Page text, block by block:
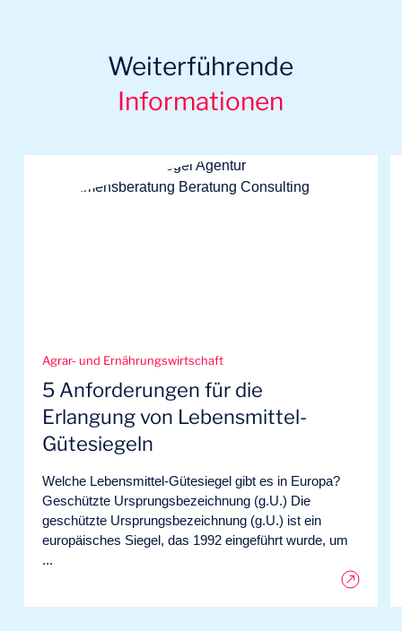
Weiterführende
Informationen
Agrar- und Ernährungswirtschaft
5 Anforderungen für die
Erlangung von Lebensmittel-
Gütesiegeln
Welche Lebensmittel-Gütesiegel gibt es in Europa?
Geschützte Ursprungsbezeichnung (g.U.) Die
geschützte Ursprungsbezeichnung (g.U.) ist ein
europäisches Siegel, das 1992 eingeführt wurde, um
...